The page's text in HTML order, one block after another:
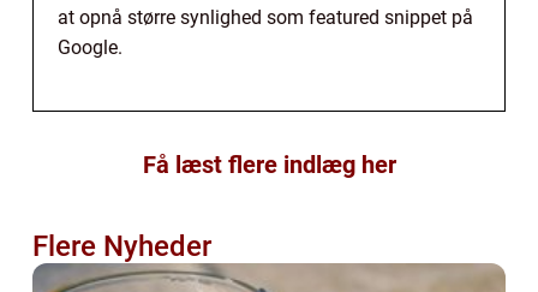
at opnå større synlighed som featured snippet på
Google.
Få læst flere indlæg her
Flere Nyheder